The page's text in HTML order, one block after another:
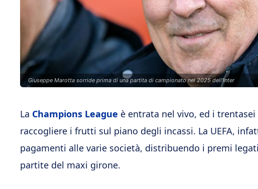
Giuseppe Marotta sorride prima di una partita di campionato nel 2025 dell'Inter
La Champions League è entrata nel vivo, ed i
raccogliere i frutti sul piano degli incassi. La UEFA,
pagamenti alle varie società, distribuendo i premi
partite del maxi girone.